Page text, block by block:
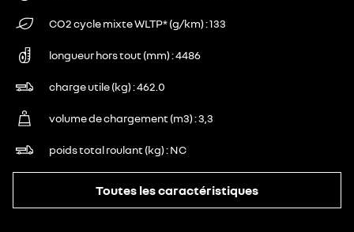
CO2 cycle mixte WLTP* (g/km) 133
longueur hors tout (mm) 4486
charge utile (kg) 462.0
volume de chargement (m3) 3,3
poids total roulant (kg) NC
Toutes les caractéristiques